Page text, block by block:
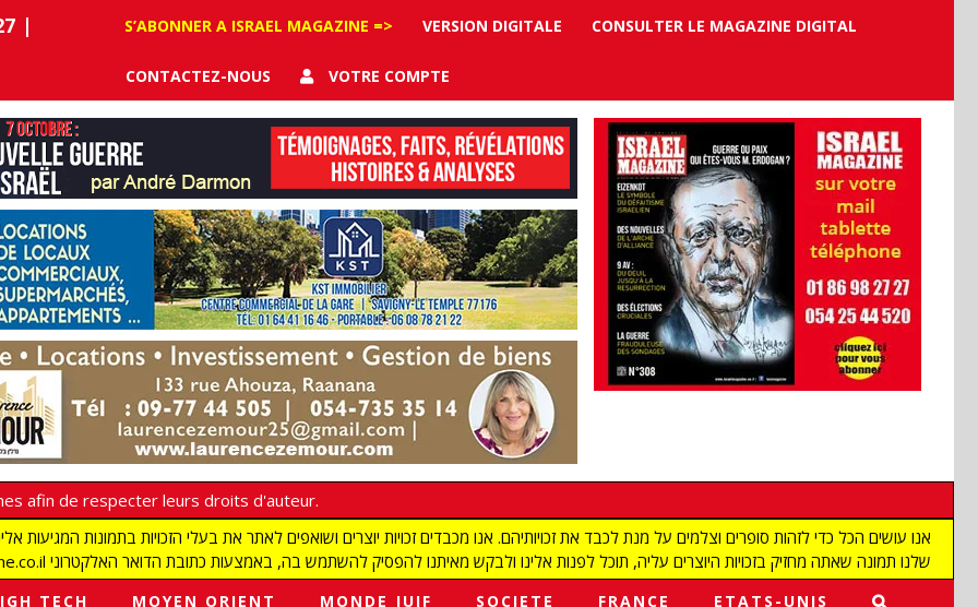
|
S’ABONNER A ISRAEL MAGAZINE => VERSION DIGITALE CONSULTER LE MAGAZINE DIGITAL
CONTACTEZ-NOUS VOTRE COMPTE
afin de respecter leurs droits d'auteur.
redaction@israelmagazine.co.il שלנו תמונה שאתה מחזיק בזכויות היוצרים עליה, תוכל לפנות אלינו ולבקש מאיתנו להפסיק להשתמש בה, באמצעות כתובת הדואר האלקטרוני
TECH MOYEN ORIENT MONDE JUIF SOCIETE FRANCE ETATS-UNIS